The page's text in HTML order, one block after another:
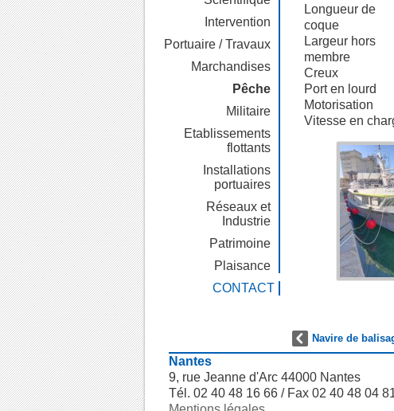
Intervention
Portuaire / Travaux
Marchandises
Pêche
Militaire
Etablissements
flottants
Installations
portuaires
Réseaux et
Industrie
Patrimoine
Plaisance
CONTACT
Longueur de
coque
Largeur hors
membre
Creux
Port en lourd
Motorisation
Vitesse en
Navire de
Nantes
9, rue Jeanne d'Arc 44000 Nantes
Tél. 02 40 48 16 66 / Fax 02 40 48 04